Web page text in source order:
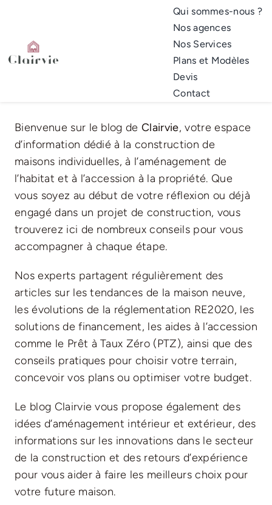
contenu
Qui sommes-nous ?
Nos agences
Nos Services
Plans et Modèles
Devis
Contact
Bienvenue sur le blog deClairvie, votre espace
d’information dédié à la construction de
maisons individuelles, à l’aménagement de
l’habitat et à l’accession à la propriété. Que
vous soyez au début de votre réflexion ou déjà
engagé dans un projet de construction, vous
trouverez ici de nombreux conseils pour vous
accompagner à chaque étape.
Nos experts partagent régulièrement des
articles sur les tendances de la maison neuve,
les évolutions de la réglementation RE2020, les
solutions de financement, les aides à l’accession
comme le Prêt à Taux Zéro (PTZ), ainsi que des
conseils pratiques pour choisir votre terrain,
concevoir vos plans ou optimiser votre budget.
Le blog Clairvie vous propose également des
idées d’aménagement intérieur et extérieur, des
informations sur les innovations dans le secteur
de la construction et des retours d’expérience
pour vous aider à faire les meilleurs choix pour
votre future maison.